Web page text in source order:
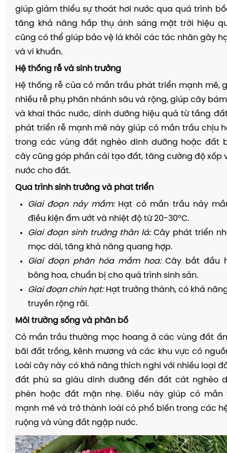
giúp giảm thiểu sự thoát hơi nước qua quá trình
tăng khả năng hấp thụ ánh sáng mặt trời hiệu
cũng có thể giúp bảo vệ lá khỏi các tác nhân gây
và vi khuẩn.
Hệ thống rễ và sinh trưởng
Hệ thống rễ của cỏ mần trầu phát triển mạnh mẽ,
nhiều rễ phụ phân nhánh sâu và rộng, giúp cây
và khai thác nước, dinh dưỡng hiệu quả từ tầng
phát triển rễ mạnh mẽ này giúp cỏ mần trầu chịu
trong các vùng đất nghèo dinh dưỡng hoặc đất
cây cũng góp phần cải tạo đất, tăng cường độ xốp
nước cho đất.
Quá trình sinh trưởng và phát triển
Giai đoạn nảy mầm:Hạt cỏ mần trầu nảy
điều kiện ẩm ướt và nhiệt độ từ 20-30°C.
Giai đoạn sinh trưởng thân lá:Cây phát triển
mọc dài, tăng khả năng quang hợp.
Giai đoạn phân hóa mầm hoa:Cây bắt đầu
bông hoa, chuẩn bị cho quá trình sinh sản.
Giai đoạn chín hạt:Hạt trưởng thành, có khả
truyền rộng rãi.
Môi trường sống và phân bố
Cỏ mần trầu thường mọc hoang ở các vùng đất
bãi đất trống, kênh mương và các khu vực có
Loài cây này có khả năng thích nghi với nhiều loại
đất phù sa giàu dinh dưỡng đến đất cát nghèo
phèn hoặc đất mặn nhẹ. Điều này giúp cỏ mần
mạnh mẽ và trở thành loài cỏ phổ biến trong các
ruộng và vùng đất ngập nước.